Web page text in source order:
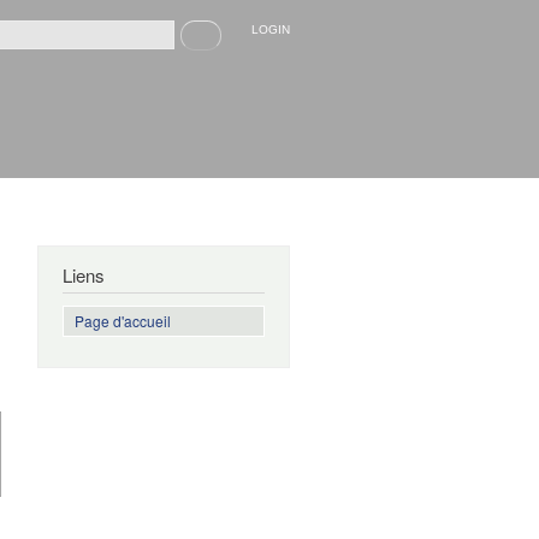
de recherche
Recherche LOGIN
Liens
Page d'accueil